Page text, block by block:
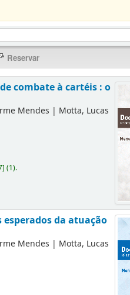
combate à cartéis : o
Mendes | Motta, Lucas
](1).
esperados da atuação
Mendes | Motta, Lucas